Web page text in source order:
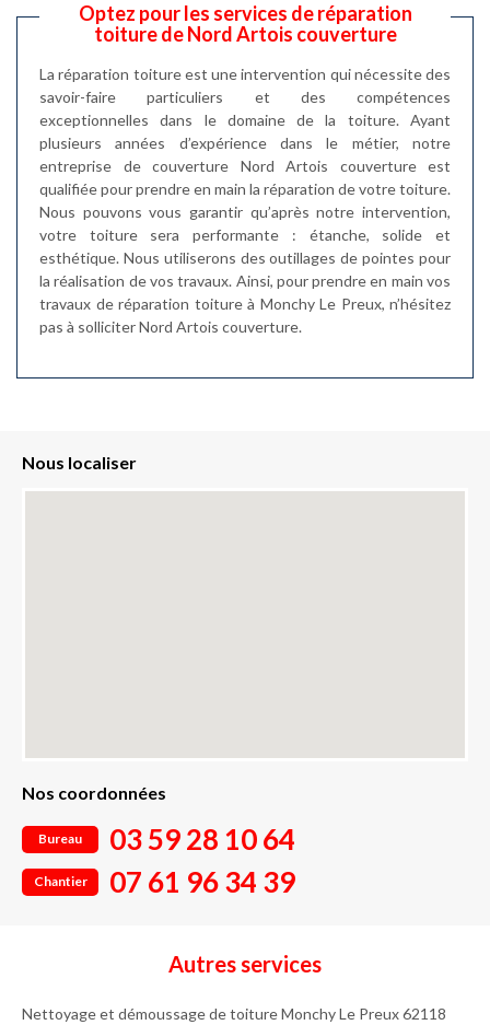
Optez pour les services de réparation
toiture de Nord Artois couverture
La réparation toiture est une intervention qui nécessite des
savoir-faire particuliers et des compétences
exceptionnelles dans le domaine de la toiture. Ayant
plusieurs années d’expérience dans le métier, notre
entreprise de couverture Nord Artois couverture est
qualifiée pour prendre en main la réparation de votre toiture.
Nous pouvons vous garantir qu’après notre intervention,
votre toiture sera performante : étanche, solide et
esthétique. Nous utiliserons des outillages de pointes pour
la réalisation de vos travaux. Ainsi, pour prendre en main vos
travaux de réparation toiture à Monchy Le Preux, n’hésitez
pas à solliciter Nord Artois couverture.
Nous localiser
Nos coordonnées
Bureau 03 59 28 10 64
Chantier 07 61 96 34 39
Autres services
Nettoyage et démoussage de toiture Monchy Le Preux 62118